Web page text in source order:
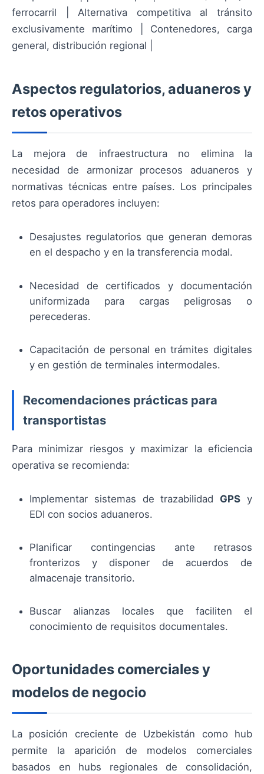
ferrocarril | Alternativa competitiva al tránsito
exclusivamente marítimo | Contenedores, carga
general, distribución regional |
Aspectos regulatorios, aduaneros y
retos operativos
La mejora de infraestructura no elimina la
necesidad de armonizar procesos aduaneros y
normativas técnicas entre países. Los principales
retos para operadores incluyen:
Desajustes regulatorios que generan demoras
en el despacho y en la transferencia modal.
Necesidad de certificados y documentación
uniformizada para cargas peligrosas o
perecederas.
Capacitación de personal en trámites digitales
y en gestión de terminales intermodales.
Recomendaciones prácticas para
transportistas
Para minimizar riesgos y maximizar la eficiencia
operativa se recomienda:
Implementar sistemas de trazabilidad GPS y
EDI con socios aduaneros.
Planificar contingencias ante retrasos
fronterizos y disponer de acuerdos de
almacenaje transitorio.
Buscar alianzas locales que faciliten el
conocimiento de requisitos documentales.
Oportunidades comerciales y
modelos de negocio
La posición creciente de Uzbekistán como hub
permite la aparición de modelos comerciales
basados en hubs regionales de consolidación,